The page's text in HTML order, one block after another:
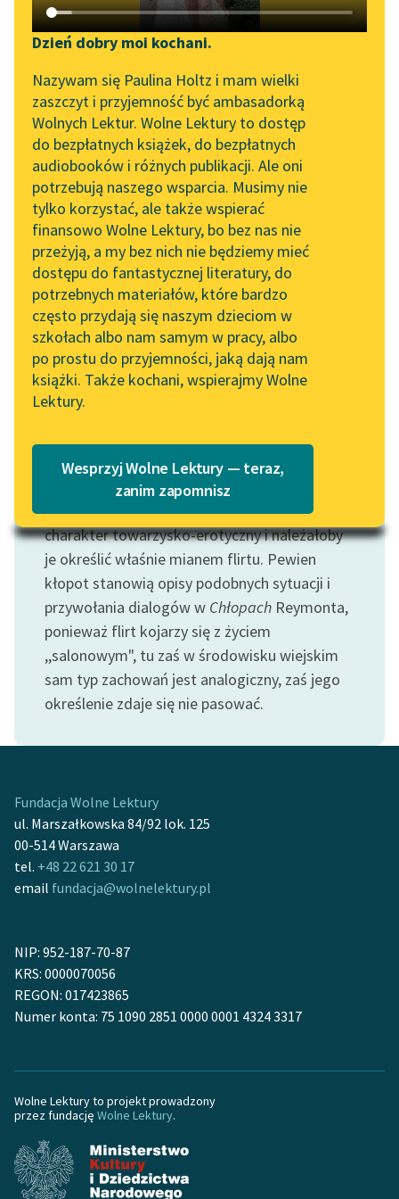
Katalog DAISY
Podkasty o książkach
Zgłoś brak utworu
Aktualności
„Prokurator Alicja Horn”
do słuchania
Byliśmy częścią AI Impact
Lab
Zapraszamy na spotkanie
online z tłumaczkami
literatury skandynawskiej
Spotkanie z Katarzyną
Tunkiel w Oslo
102. lata temu zmarł
Joseph Conrad
Lektury szkolne i klasyka
literatury do słuchania dla
uczennic i uczniów z
niepełnosprawnościami
E-kolekcja lektur
szkolnych i literatury do
słuchania dla uczennic i
uczniów z
niepełnosprawnościami
Feministyczne inspiracje.
Ręce pełne poezji
Kolekcje edukacyjne
twórców przechodzących
do domeny publicznej,
Odkurzamy bohaterów
Szkoła Poezji Wolnych
Lektur
Narzędzia
Mapa Wolnych Lektur
Leśmianator
Przewodnik dla piszących i
czytających
API
OAI-PMH
Widget Wolnych Lektur
Przypisy
Katalog w formacie PDF
Kontakt
Zespół
Dzień dobry moi kochani.
Nazywam się Paulina Holtz i mam wielki
zaszczyt i przyjemność być ambasadorką
Wolnych Lektur. Wolne Lektury to dostęp
do bezpłatnych książek, do bezpłatnych
audiobooków i różnych publikacji. Ale oni
potrzebują naszego wsparcia. Musimy nie
tylko korzystać, ale także wspierać
finansowo Wolne Lektury, bo bez nas nie
przeżyją, a my bez nich nie będziemy mieć
dostępu do fantastycznej literatury, do
potrzebnych materiałów, które bardzo
często przydają się naszym dzieciom w
szkołach albo nam samym w pracy, albo
po prostu do przyjemności, jaką dają nam
książki. Także kochani, wspierajmy Wolne
Lektury.
Wesprzyj Wolne Lektury — teraz,
zanim zapomnisz
Gabriela Zapolska
Kampanię rozpoczyna
księżniczka młodsza,
szatynka, o twarzy
schorowanego anioła i
długich warkoczach
ukraińskiej dziewki.
Siada...
Czytaj więcej
Motyw: Flirt
miłości, znajdujemy wiele dialogów (np. w
Wyspiańskiego, czy w
Shakespeare'a), mających znacznie lżejszy
charakter towarzysko-erotyczny i należałoby
je określić właśnie mianem flirtu. Pewien
kłopot stanowią opisy podobnych sytuacji i
przywołania dialogów w Chłopach Reymonta,
ponieważ flirt kojarzy się z życiem
,,salonowym", tu zaś w środowisku wiejskim
sam typ zachowań jest analogiczny, zaś jego
określenie zdaje się nie pasować.
Fundacja Wolne Lektury
ul. Marszałkowska 84/92 lok. 125
00-514 Warszawa
tel. +48 22 621 30 17
email fundacja@wolnelektury.pl
NIP: 952-187-70-87
KRS: 0000070056
REGON: 017423865
Numer konta: 75 1090 2851 0000 0001 4324 3317
Wolne Lektury to projekt prowadzony
przez fundację Wolne Lektury.